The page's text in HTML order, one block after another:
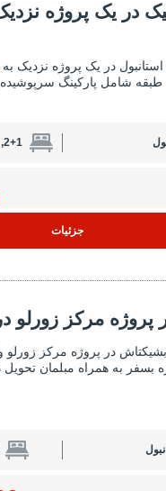
نزدیک به مترو در کادیکوی 2
در یک پروژه
استانبول در یک پروژه نزدیک
2+1, 3+1, 3+2
جزئیات
پروژه مرکز زورلو در بشیکتاش 2
در پروژه مرکز
بشیکتاش در پروژه مرکز